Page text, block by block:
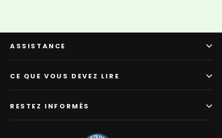
ASSISTANCE
CE QUE VOUS DEVEZ LIRE
RESTEZ INFORMÉS